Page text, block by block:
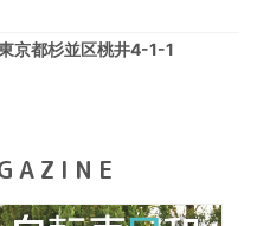
京都杉並区桃井4-1-1